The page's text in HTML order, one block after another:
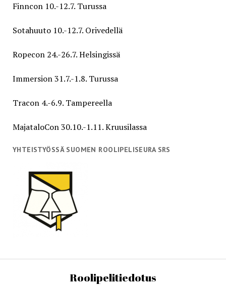
Finncon 10.-12.7. Turussa
Sotahuuto 10.-12.7. Orivedellä
Ropecon 24.-26.7. Helsingissä
Immersion 31.7.-1.8. Turussa
Tracon 4.-6.9. Tampereella
MajataloCon 30.10.-1.11. Kruusilassa
YHTEISTYÖSSÄ SUOMEN ROOLIPELISEURA SRS
Roolipelitiedotus